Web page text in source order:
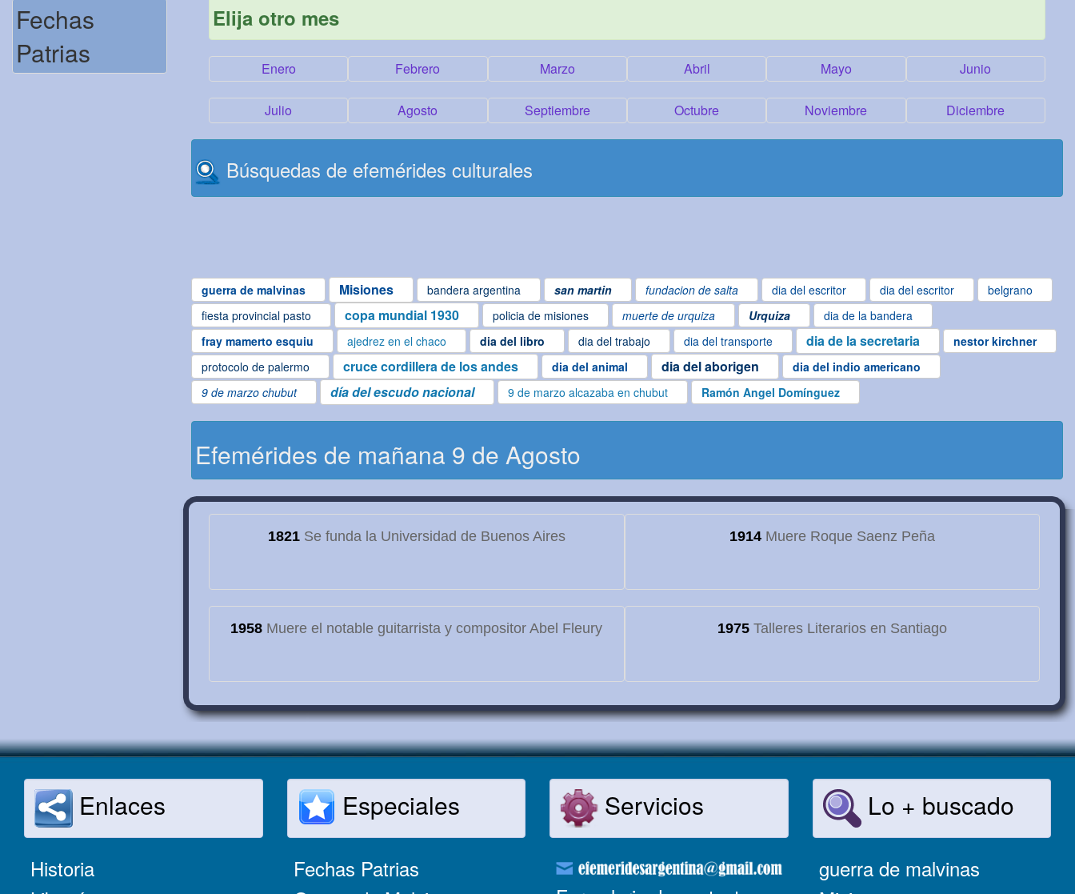
Fechas
Patrias
Elija otro mes
Enero Febrero Marzo Abril Mayo Junio
Julio Agosto Septiembre Octubre Noviembre Diciembre
Búsquedas de efemérides culturales
guerra de malvinas Misiones bandera argentina san martin fundacion de salta dia del escritor dia del escritor
belgrano
fiesta provincial pasto
copa mundial 1930 policia de misiones muerte de urquiza Urquiza
dia de la bandera
fray mamerto esquiu
ajedrez en el chaco dia del libro dia del trabajo dia del transporte dia de la secretaria
nestor kirchner
protocolo de palermo
cruce cordillera de los andes dia del animal dia del aborigen
dia del indio americano
9 de marzo chubut
día del escudo nacional 9 de marzo alcazaba en chubut Ramón Angel Domínguez
Efemérides de mañana 9 de Agosto
1821Se funda la Universidad de Buenos Aires 1914Muere Roque Saenz Peña
1958 Muere el notable guitarrista y compositor Abel Fleury 1975Talleres Literarios en Santiago
Enlaces
Historia
Especiales
Fechas Patrias
Servicios Lo + buscado
guerra de malvinas